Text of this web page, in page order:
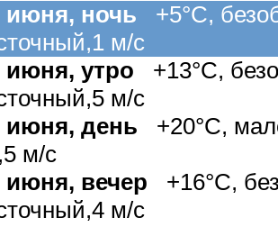
июня, ночь +5°C,
м/с
июня, утро +13°C,
м/с
июня, день +20°C,
м/с
июня, вечер +16°C,
м/с